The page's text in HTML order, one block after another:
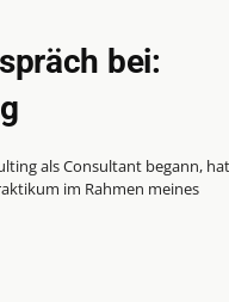
bei:
als Consultant begann,
im Rahmen meines